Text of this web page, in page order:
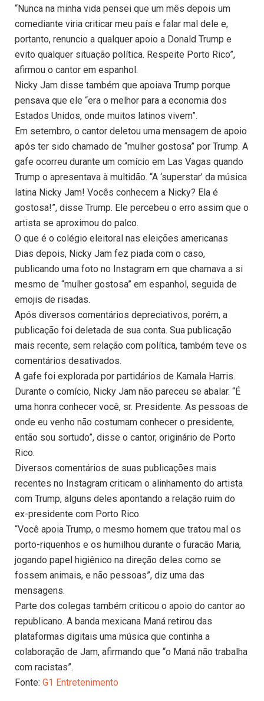
“Nunca na minha vida pensei que um mês depois um
comediante viria criticar meu país e falar mal dele e,
portanto, renuncio a qualquer apoio a Donald Trump e
evito qualquer situação política. Respeite Porto Rico”,
afirmou o cantor em espanhol.
Nicky Jam disse também que apoiava Trump porque
pensava que ele “era o melhor para a economia dos
Estados Unidos, onde muitos latinos vivem”.
Em setembro, o cantor deletou uma mensagem de apoio
após ter sido chamado de “mulher gostosa” por Trump. A
gafe ocorreu durante um comício em Las Vagas quando
Trump o apresentava à multidão. “A ‘superstar’ da música
latina Nicky Jam! Vocês conhecem a Nicky? Ela é
gostosa!”, disse Trump. Ele percebeu o erro assim que o
artista se aproximou do palco.
O que é o colégio eleitoral nas eleições americanas
Dias depois, Nicky Jam fez piada com o caso,
publicando uma foto no Instagram em que chamava a si
mesmo de “mulher gostosa” em espanhol, seguida de
emojis de risadas.
Após diversos comentários depreciativos, porém, a
publicação foi deletada de sua conta. Sua publicação
mais recente, sem relação com política, também teve os
comentários desativados.
A gafe foi explorada por partidários de Kamala Harris.
Durante o comício, Nicky Jam não pareceu se abalar. “É
uma honra conhecer você, sr. Presidente. As pessoas de
onde eu venho não costumam conhecer o presidente,
então sou sortudo”, disse o cantor, originário de Porto
Rico.
Diversos comentários de suas publicações mais
recentes no Instagram criticam o alinhamento do artista
com Trump, alguns deles apontando a relação ruim do
ex-presidente com Porto Rico.
“Você apoia Trump, o mesmo homem que tratou mal os
porto-riquenhos e os humilhou durante o furacão Maria,
jogando papel higiênico na direção deles como se
fossem animais, e não pessoas”, diz uma das
mensagens.
Parte dos colegas também criticou o apoio do cantor ao
republicano. A banda mexicana Maná retirou das
plataformas digitais uma música que continha a
colaboração de Jam, afirmando que “o Maná não trabalha
com racistas”.
Fonte: G1 Entretenimento